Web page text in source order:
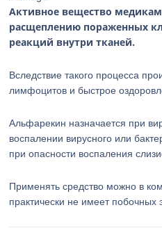
Активное вещество
расщеплению пораженных
реакций внутри тканей.
Вследствие такого процесса
лимфоцитов и быстрое
Альфарекин назначается при
воспалении вирусного или
при опасности воспаления
Применять средство можно в
практически не имеет побочных